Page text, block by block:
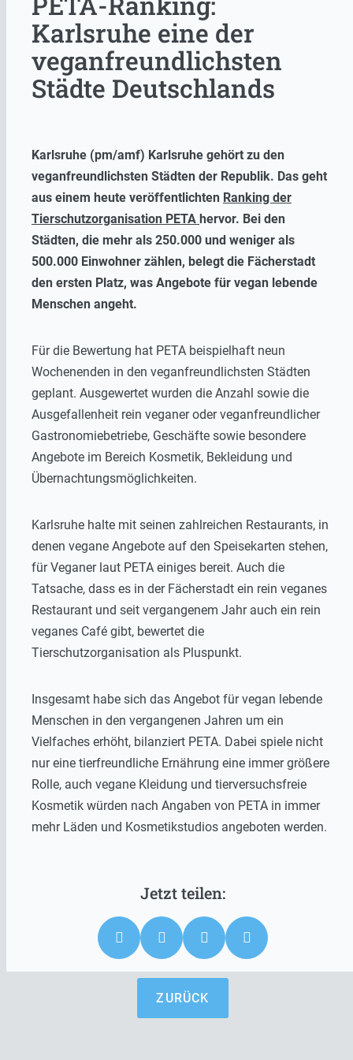
Karlsruhe eine der
veganfreundlichsten
Städte Deutschlands
Karlsruhe (pm/amf) Karlsruhe gehört zu den
veganfreundlichsten Städten der Republik. Das geht
aus einem heute veröffentlichten Ranking der
Tierschutzorganisation PETA hervor. Bei den
Städten, die mehr als 250.000 und weniger als
500.000 Einwohner zählen, belegt die Fächerstadt
den ersten Platz, was Angebote für vegan lebende
Menschen angeht.
Für die Bewertung hat PETA beispielhaft neun
Wochenenden in den veganfreundlichsten Städten
geplant. Ausgewertet wurden die Anzahl sowie die
Ausgefallenheit rein veganer oder veganfreundlicher
Gastronomiebetriebe, Geschäfte sowie besondere
Angebote im Bereich Kosmetik, Bekleidung und
Übernachtungsmöglichkeiten.
Karlsruhe halte mit seinen zahlreichen Restaurants, in
denen vegane Angebote auf den Speisekarten stehen,
für Veganer laut PETA einiges bereit. Auch die
Tatsache, dass es in der Fächerstadt ein rein veganes
Restaurant und seit vergangenem Jahr auch ein rein
veganes Café gibt, bewertet die
Tierschutzorganisation als Pluspunkt.
Insgesamt habe sich das Angebot für vegan lebende
Menschen in den vergangenen Jahren um ein
Vielfaches erhöht, bilanziert PETA. Dabei spiele nicht
nur eine tierfreundliche Ernährung eine immer größere
Rolle, auch vegane Kleidung und tierversuchsfreie
Kosmetik würden nach Angaben von PETA in immer
mehr Läden und Kosmetikstudios angeboten werden.
ZURÜCK